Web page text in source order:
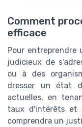
Comment
efficace
Pour entreprendre
judicieux de
ou à des
dresser un état
actuelles, en
taux d'intérêts et
comprendra un